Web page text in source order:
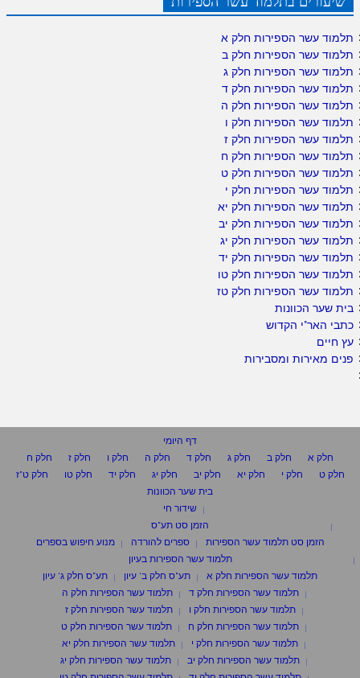
תלמוד עשר הספירות חלק א
תלמוד עשר הספירות חלק ב
תלמוד עשר הספירות חלק ג
תלמוד עשר הספירות חלק ד
תלמוד עשר הספירות חלק ה
תלמוד עשר הספירות חלק ו
תלמוד עשר הספירות חלק ז
תלמוד עשר הספירות חלק ח
תלמוד עשר הספירות חלק ט
תלמוד עשר הספירות חלק י
תלמוד עשר הספירות חלק יא
תלמוד עשר הספירות חלק יב
תלמוד עשר הספירות חלק יג
תלמוד עשר הספירות חלק יד
תלמוד עשר הספירות חלק טו
תלמוד עשר הספירות חלק טז
בית שער הכוונות
כתבי האר"י הקדוש
עץ חיים
פנים מאירות ומסבירות
דף היומי
חלק א
חלק ב חלק ג חלק ד חלק ה חלק ו חלק ז
חלק ח
חלק ט
חלק י חלק יא חלק יב חלק יג חלק יד חלק טו
חלק ט"ז
בית שער הכוונות
שידור חי
הזמן סט תע"ס
הזמן סט תלמוד עשר הספירות
ספרים להורדה
מנוע חיפוש בספרים
תלמוד עשר הספירות בעיון
תלמוד עשר הספירות חלק א
תע"ס חלק ב' עיון
תע"ס חלק ג' עיון
תלמוד עשר הספירות חלק ד
תלמוד עשר הספירות חלק ה
תלמוד עשר הספירות חלק ו
תלמוד עשר הספירות חלק ז
תלמוד עשר הספירות חלק ח
תלמוד עשר הספירות חלק ט
תלמוד עשר הספירות חלק י
תלמוד עשר הספירות חלק יא
תלמוד עשר הספירות חלק יב
תלמוד עשר הספירות חלק יג